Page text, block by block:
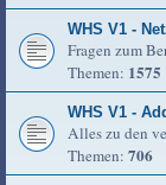
WHS V1 -
Fragen zum
Themen: 1575
WHS V1 -
Alles zu den
Themen: 706